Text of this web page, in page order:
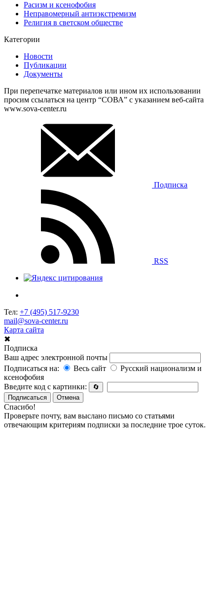
Расизм и ксенофобия
Неправомерный антиэкстремизм
Религия в светском обществе
Категории
Новости
Публикации
Документы
При перепечатке материалов или ином их использовании
просим ссылаться на центр “СОВА” с указанием веб-сайта
www.sova-center.ru
Подписка
RSS
Тел: +7 (495) 517-9230
mail@sova-center.ru
Карта сайта
✖
Подписка
Ваш адрес электронной почты
Подписаться на:
Весь сайт
Русский национализм и
ксенофобия
Введите код с картинки:
🔄
Подписаться
Отмена
Спасибо!
Проверьте почту, вам выслано письмо со статьями
отвечающим критериям подписки за последние трое суток.